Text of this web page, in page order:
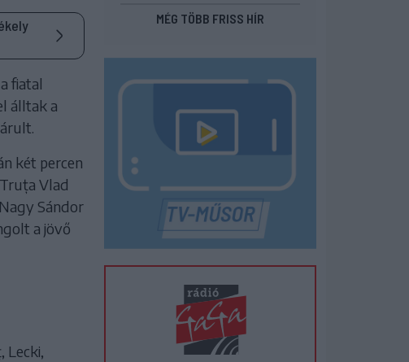
fiatal
álltak a
két percen
Vlad
Sándor
a jövő
Lecki,
MÉG TÖBB FRISS HÍR